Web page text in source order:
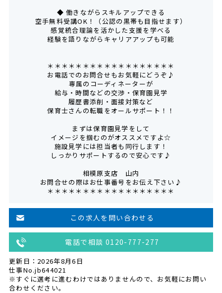
◆ 働きながらスキルアップできる
空手無料受講OK！（公認の黒帯も目指せます）
感覚統合理論を活かした支援を学べる
経験を語りながらキャリアアップも可能
＊＊＊＊＊＊＊＊＊＊＊＊＊＊＊＊＊＊
お電話でのお問合せもお気軽にどうぞ♪
専属のコーディネーターが
給与・時間などの交渉・保育園見学
履歴書添削・面接対策など
保育士さんの転職をオールサポート！！
まずは保育園見学をして
イメージを掴むのがオススメですよ☆
施設見学には担当者も同行します！
しっかりサポートするので安心です♪
相模原支店 山内
お問合せの際はお仕事番号をお伝え下さい♪
＊＊＊＊＊＊＊＊＊＊＊＊＊＊＊＊＊＊
この求人を問い合わせる
電話で相談 0120-777-277
更新日：2026年8月6日
仕事No.jb644021
※すぐに選考に進むわけではありませんので、お気軽にお問い
合わせください。